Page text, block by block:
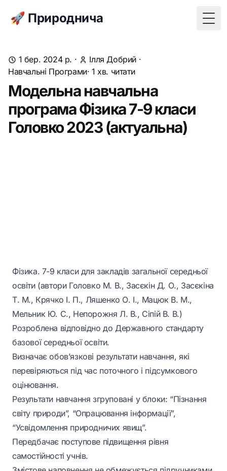
🚀 Природнича
1 бер. 2024 р. · Ілля Добрий ·
Навчальні Програми· 1 хв. читати
Модельна навчальна
програма Фізика 7-9 класи
Головко 2023 (актуальна)
Фізика. 7-9 класи для закладів загальної середньої
освіти (автори Головко М. В., Засєкін Д. О., Засєкіна
Т. М., Крячко І. П., Ляшенко О. І., Мацюк В. М.,
Мельник Ю. С., Непорожня Л. В., Сіпій В. В.)
Розроблена відповідно до Державного стандарту
базової середньої освіти.
Визначає обов’язкові результати навчання, які
перевіряються під час поточного і підсумкового
оцінювання.
Результати навчання згруповані у блоки: “Пізнання
світу природи”, “Опрацювання інформації”,
“Усвідомлення природничих явищ”.
Передбачає поступове підвищення рівня
самостійності учнів.